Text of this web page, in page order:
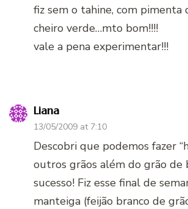
fiz sem o tahine, com pimenta
cheiro verde…mto bom!!!!
vale a pena experimentar!!!
Liana
13/05/2009 at 7:10
Descobri que podemos fazer
outros grãos além do grão de
sucesso! Fiz esse final de
manteiga (feijão branco de